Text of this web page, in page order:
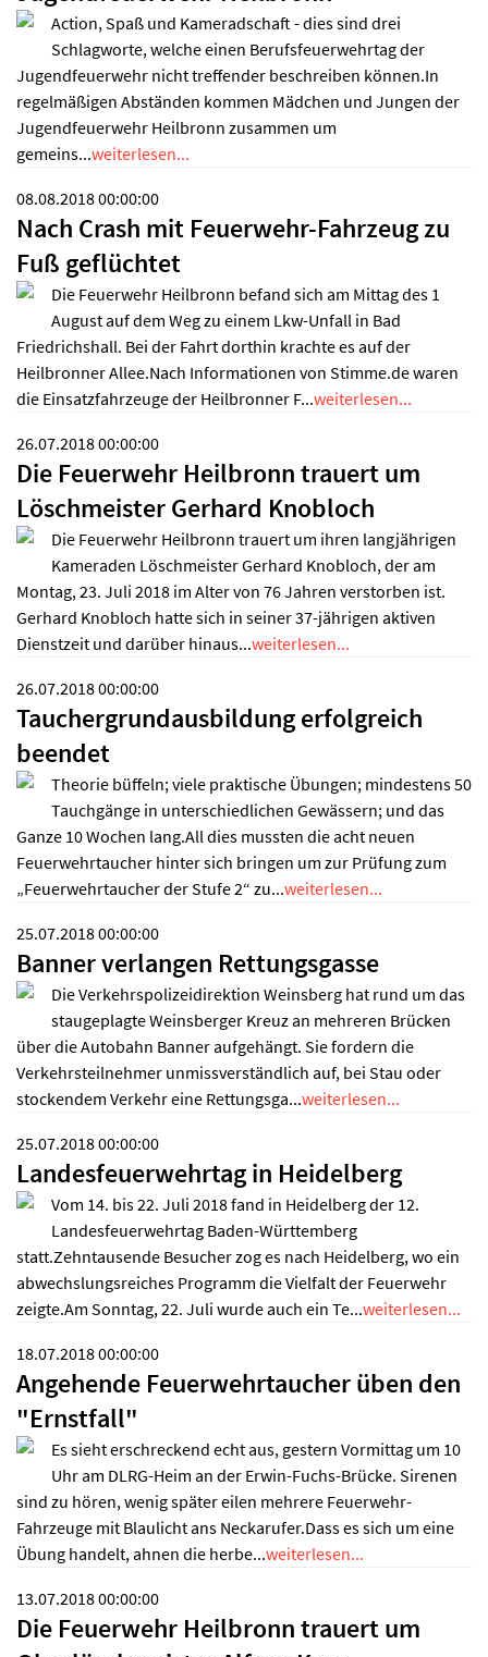
Action, Spaß und Kameradschaft - dies sind drei
Schlagworte, welche einen Berufsfeuerwehrtag der
Jugendfeuerwehr nicht treffender beschreiben können.In
regelmäßigen Abständen kommen Mädchen und Jungen der
Jugendfeuerwehr Heilbronn zusammen um
gemeins...weiterlesen...
08.08.2018 00:00:00
Nach Crash mit Feuerwehr-Fahrzeug zu
Fuß geflüchtet
Die Feuerwehr Heilbronn befand sich am Mittag des 1
August auf dem Weg zu einem Lkw-Unfall in Bad
Friedrichshall. Bei der Fahrt dorthin krachte es auf der
Heilbronner Allee.Nach Informationen von Stimme.de waren
die Einsatzfahrzeuge der Heilbronner F...weiterlesen...
26.07.2018 00:00:00
Die Feuerwehr Heilbronn trauert um
Löschmeister Gerhard Knobloch
Die Feuerwehr Heilbronn trauert um ihren langjährigen
Kameraden Löschmeister Gerhard Knobloch, der am
Montag, 23. Juli 2018 im Alter von 76 Jahren verstorben ist.
Gerhard Knobloch hatte sich in seiner 37-jährigen aktiven
Dienstzeit und darüber hinaus...weiterlesen...
26.07.2018 00:00:00
Tauchergrundausbildung erfolgreich
beendet
Theorie büffeln; viele praktische Übungen; mindestens 50
Tauchgänge in unterschiedlichen Gewässern; und das
Ganze 10 Wochen lang.All dies mussten die acht neuen
Feuerwehrtaucher hinter sich bringen um zur Prüfung zum
„Feuerwehrtaucher der Stufe 2“ zu...weiterlesen...
25.07.2018 00:00:00
Banner verlangen Rettungsgasse
Die Verkehrspolizeidirektion Weinsberg hat rund um das
staugeplagte Weinsberger Kreuz an mehreren Brücken
über die Autobahn Banner aufgehängt. Sie fordern die
Verkehrsteilnehmer unmissverständlich auf, bei Stau oder
stockendem Verkehr eine Rettungsga...weiterlesen...
25.07.2018 00:00:00
Landesfeuerwehrtag in Heidelberg
Vom 14. bis 22. Juli 2018 fand in Heidelberg der 12.
Landesfeuerwehrtag Baden-Württemberg
statt.Zehntausende Besucher zog es nach Heidelberg, wo ein
abwechslungsreiches Programm die Vielfalt der Feuerwehr
zeigte.Am Sonntag, 22. Juli wurde auch ein Te...weiterlesen...
18.07.2018 00:00:00
Angehende Feuerwehrtaucher üben den
"Ernstfall"
Es sieht erschreckend echt aus, gestern Vormittag um 10
Uhr am DLRG-Heim an der Erwin-Fuchs-Brücke. Sirenen
sind zu hören, wenig später eilen mehrere Feuerwehr-
Fahrzeuge mit Blaulicht ans Neckarufer.Dass es sich um eine
Übung handelt, ahnen die herbe...weiterlesen...
13.07.2018 00:00:00
Die Feuerwehr Heilbronn trauert um